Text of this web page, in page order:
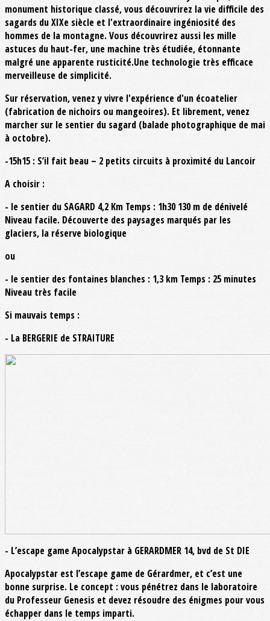
monument historique classé, vous découvrirez la vie difficile des
sagards du XIXe siècle et l'extraordinaire ingéniosité des
hommes de la montagne. Vous découvrirez aussi les mille
astuces du haut-fer, une machine très étudiée, étonnante
malgré une apparente rusticité.Une technologie très efficace
merveilleuse de simplicité.
Sur réservation, venez y vivre l'expérience d'un écoatelier
(fabrication de nichoirs ou mangeoires). Et librement, venez
marcher sur le sentier du sagard (balade photographique de mai
à octobre).
-15h15 : S’il fait beau – 2 petits circuits à proximité du Lancoir
A choisir :
- le sentier du SAGARD 4,2 Km Temps : 1h30 130 m de dénivelé
Niveau facile. Découverte des paysages marqués par les
glaciers, la réserve biologique
ou
- le sentier des fontaines blanches : 1,3 km Temps : 25 minutes
Niveau très facile
Si mauvais temps :
- La BERGERIE de STRAITURE
- L’escape game Apocalypstar à GERARDMER 14, bvd de St DIE
Apocalypstar est l’escape game de Gérardmer, et c’est une
bonne surprise. Le concept : vous pénétrez dans le laboratoire
du Professeur Genesis et devez résoudre des énigmes pour vous
échapper dans le temps imparti.